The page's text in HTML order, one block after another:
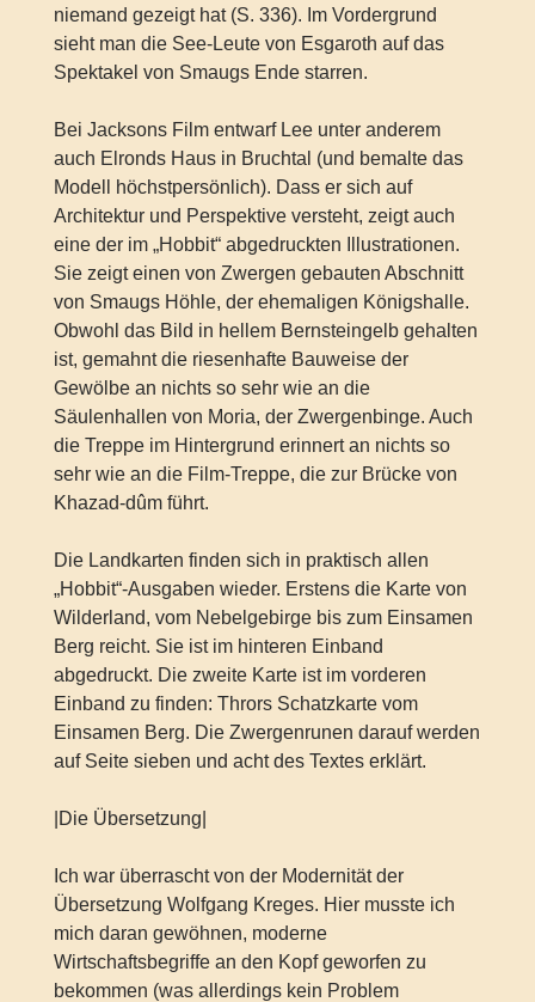
niemand gezeigt hat (S. 336). Im Vordergrund
sieht man die See-Leute von Esgaroth auf das
Spektakel von Smaugs Ende starren.
Bei Jacksons Film entwarf Lee unter anderem
auch Elronds Haus in Bruchtal (und bemalte das
Modell höchstpersönlich). Dass er sich auf
Architektur und Perspektive versteht, zeigt auch
eine der im „Hobbit“ abgedruckten Illustrationen.
Sie zeigt einen von Zwergen gebauten Abschnitt
von Smaugs Höhle, der ehemaligen Königshalle.
Obwohl das Bild in hellem Bernsteingelb gehalten
ist, gemahnt die riesenhafte Bauweise der
Gewölbe an nichts so sehr wie an die
Säulenhallen von Moria, der Zwergenbinge. Auch
die Treppe im Hintergrund erinnert an nichts so
sehr wie an die Film-Treppe, die zur Brücke von
Khazad-dûm führt.
Die Landkarten finden sich in praktisch allen
„Hobbit“-Ausgaben wieder. Erstens die Karte von
Wilderland, vom Nebelgebirge bis zum Einsamen
Berg reicht. Sie ist im hinteren Einband
abgedruckt. Die zweite Karte ist im vorderen
Einband zu finden: Thrors Schatzkarte vom
Einsamen Berg. Die Zwergenrunen darauf werden
auf Seite sieben und acht des Textes erklärt.
|Die Übersetzung|
Ich war überrascht von der Modernität der
Übersetzung Wolfgang Kreges. Hier musste ich
mich daran gewöhnen, moderne
Wirtschaftsbegriffe an den Kopf geworfen zu
bekommen (was allerdings kein Problem